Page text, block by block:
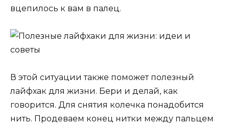
вцепилось к вам в палец.
В этой ситуации также поможет полезный
лайфхак для жизни. Бери и делай, как
говорится. Для снятия колечка понадобится
нить. Продеваем конец нитки между пальцем